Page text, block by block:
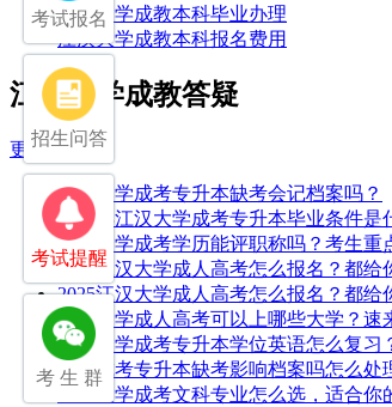
江汉大学成教本科毕业办理
江汉大学成教本科报名费用
江汉大学成教答疑
更多>>
江汉大学成考专升本缺考会记档案吗？
2025年江汉大学成考专升本毕业条件是
江汉大学成考学历能评职称吗？考生重
2025江汉大学成人高考怎么报名？都给
2025江汉大学成人高考怎么报名？都给
江汉大学成人高考可以上哪些大学？速
江汉大学成考专升本学位英语怎么复习
湖北成考专升本缺考影响档案吗怎么处
江汉大学成考文科专业怎么选，适合你
考试报名
招生问答
考试提醒
考 生 群